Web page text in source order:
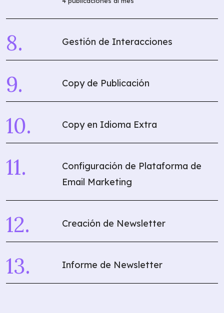
Gestión de Interacciones
Copy de Publicación
Copy en Idioma Extra
Configuración de Plataforma de
Email Marketing
Creación de Newsletter
Informe de Newsletter